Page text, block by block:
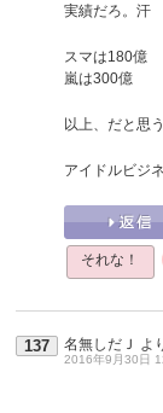
実績だろ。汗
スマは180億
嵐は300億
以上、だと思う
アイドルビジ
それな！
137 名無しだＪ よ
2016年9月30日